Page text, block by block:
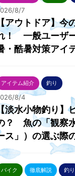
8/7
アウトドア】今
！ 一般ユーザ
・酷暑対策アイ
アイテム紹介 釣り
8/4
淡水小物釣り】
？ 魚の「観察
ス」）の選ぶ際
バイク 徹底解説 釣り